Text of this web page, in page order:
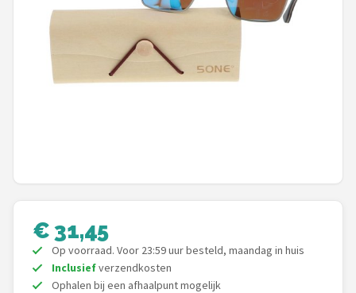
KIMU
Kingseven
Sinner
Guess
Maesy
Fako Sunglasses®
€ 31,45
Op voorraad. Voor 23:59 uur besteld, maandag in huis
Inclusiefverzendkosten
Ophalen bij een afhaalpunt mogelijk